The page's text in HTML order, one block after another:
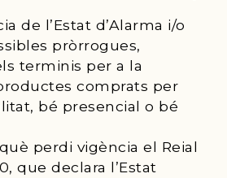
de l’Estat d’Alarma i/o
pròrrogues,
terminis per a la
comprats per
bé presencial o bé
perdi vigència el Reial
que declara l’Estat